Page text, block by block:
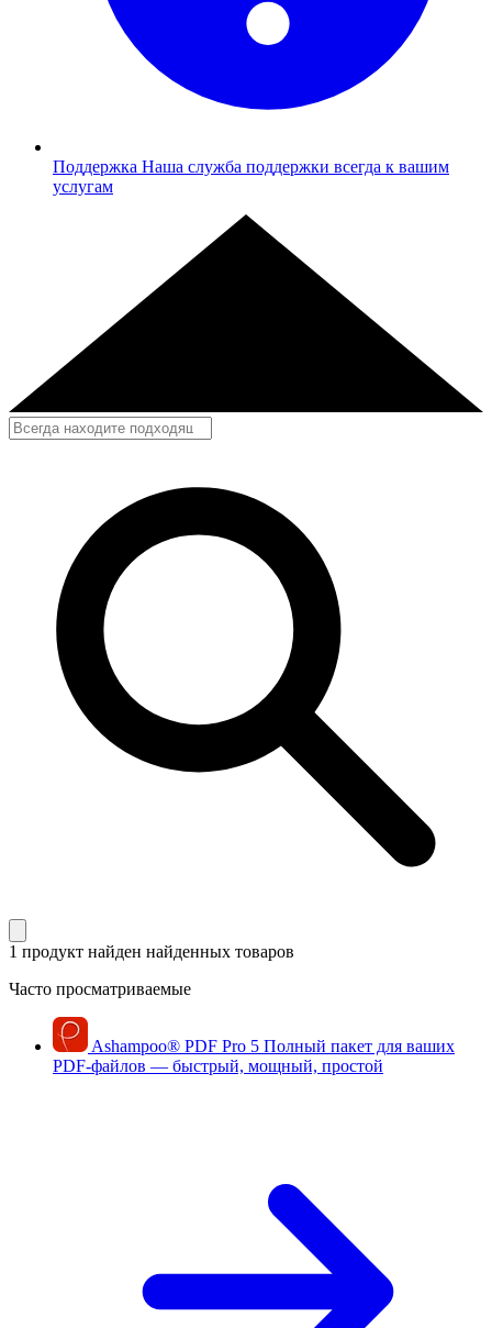
Поддержка Наша служба поддержки всегда к вашим
услугам
1 продукт найден найденных товаров
Часто просматриваемые
Ashampoo® PDF Pro 5 Полный пакет для ваших
PDF-файлов — быстрый, мощный, простой